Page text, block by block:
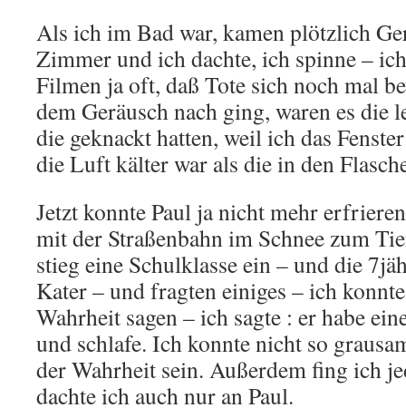
Als ich im Bad war, kamen plötzlich
Zimmer und ich dachte, ich spinne –
Filmen ja oft, daß Tote sich noch mal
dem Geräusch nach ging, waren es die
die geknackt hatten, weil ich das
die Luft kälter war als die in den
Jetzt konnte Paul ja nicht mehr
mit der Straßenbahn im Schnee zum
stieg eine Schulklasse ein – und die
Kater – und fragten einiges – ich
Wahrheit sagen – ich sagte : er habe
und schlafe. Ich konnte nicht so
der Wahrheit sein. Außerdem fing ich
dachte ich auch nur an Paul.